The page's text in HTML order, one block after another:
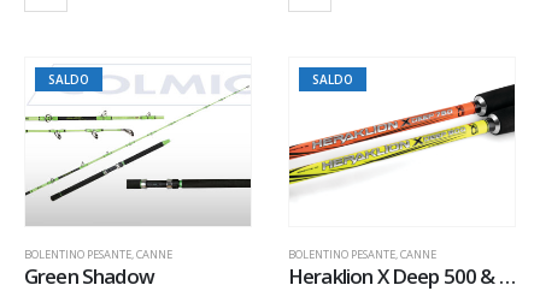
SALDO
BOLENTINO PESANTE,CANNE
Green Shadow
SALDO
BOLENTINO PESANTE,CANNE
Heraklion X Deep 500 & 750